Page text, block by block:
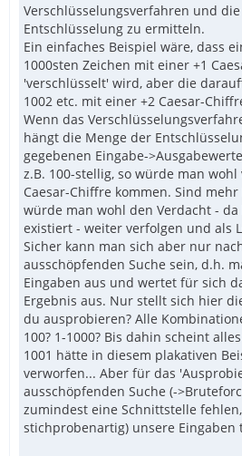
Verschlüsselungsverfahren und
Entschlüsselung zu ermitteln.
Ein einfaches Beispiel wäre, dass
1000sten Zeichen mit einer +1
'verschlüsselt' wird, aber die
1002 etc. mit einer +2 Caesar-
Wenn das
hängt die Menge der
gegebenen Eingabe-
z.B. 100-stellig, so würde man
Caesar-Chiffre kommen. Sind
würde man wohl den Verdacht -
existiert - weiter verfolgen und als
Sicher kann man sich aber nur
ausschöpfenden Suche sein, d.h.
Eingaben aus und wertet für sich
Ergebnis aus. Nur stellt sich hier
du ausprobieren? Alle
100? 1-1000? Bis dahin scheint
1001 hätte in diesem plakativen
verworfen... Aber für das
ausschöpfenden Suche (-
zumindest eine Schnittstelle
stichprobenartig) unsere Eingaben